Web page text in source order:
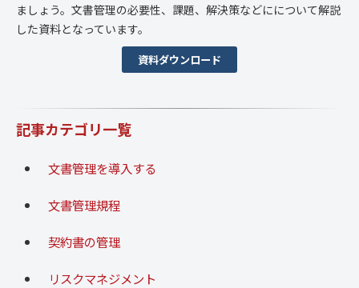
ましょう。文書管理の必要性、課題、解決策などにについて解説
した資料となっています。
資料ダウンロード
記事カテゴリ一覧
文書管理を導入する
文書管理規程
契約書の管理
リスクマネジメント